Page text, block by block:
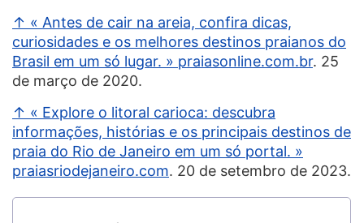
↑ « Antes de cair na areia, confira dicas,
curiosidades e os melhores destinos praianos do
Brasil em um só lugar. » praiasonline.com.br. 25
de março de 2020.
↑ « Explore o litoral carioca: descubra
informações, histórias e os principais destinos de
praia do Rio de Janeiro em um só portal. »
praiasriodejaneiro.com. 20 de setembro de 2023.